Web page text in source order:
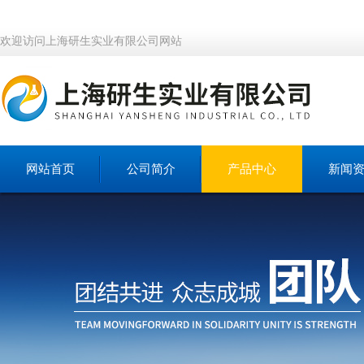
欢迎访问上海研生实业有限公司网站
网站首页 公司简介 产品中心 新闻